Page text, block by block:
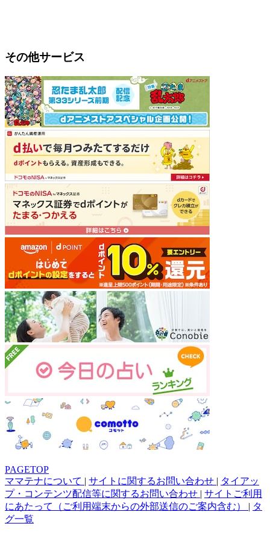
その他サービス
PAGETOP
ママテナについて | サイトに関するお問い合わせ | タイアッ
プ・コンテンツ配信等に関するお問い合わせ | サイトご利用
にあたって（ご利用端末からの外部送信のご案内含む） | タ
グ一覧